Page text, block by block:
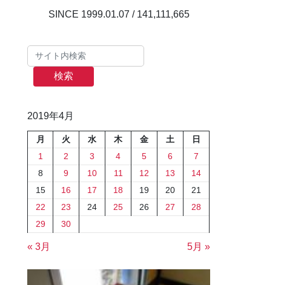
141,111,665
検索
2019年4月
月 火 水 木 金 土
日
1
2 3 4 5 6
7
8
9 10 11 12 13
14
15
16 17 18 19 20
21
22
23 24 25 26 27
28
29
30
« 3月 5月 »